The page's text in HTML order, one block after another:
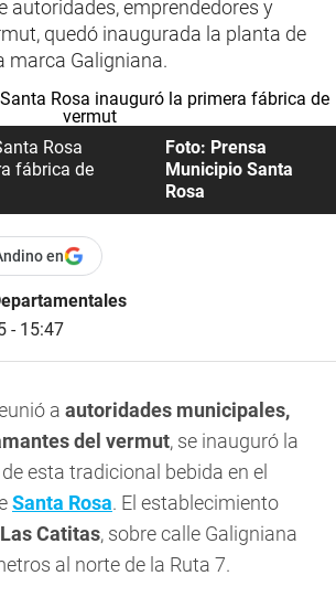
autoridades, emprendedores y
quedó inaugurada la planta de
marca Galigniana.
Rosa
fábrica de
Foto: Prensa
Municipio Santa
Rosa
en
- 15:47
a autoridades municipales,
del vermut, se inauguró la
de esta tradicional bebida en el
Santa Rosa. El establecimiento
Las Catitas, sobre calle Galigniana
al norte de la Ruta 7.